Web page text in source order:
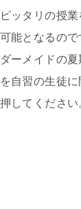
ッタリの授
能となるの
ーメイドの
自習の生徒
してください